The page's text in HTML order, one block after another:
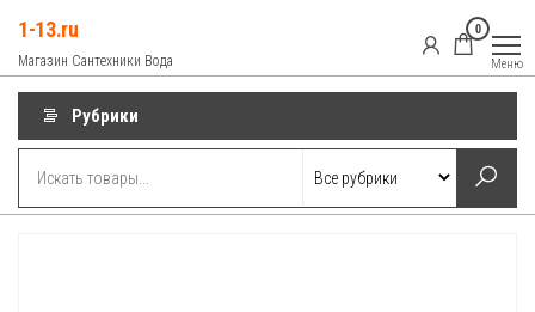
содержимому
1-13.ru
Магазин Сантехники Вода
0
Меню
Рубрики